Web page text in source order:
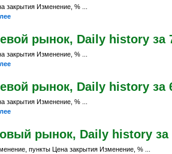
закрытия Изменение, % ...
рынок, Daily history за
закрытия Изменение, % ...
рынок, Daily history за
закрытия Изменение, % ...
рынок, Daily history за
пункты Цена закрытия Изменение, % ...